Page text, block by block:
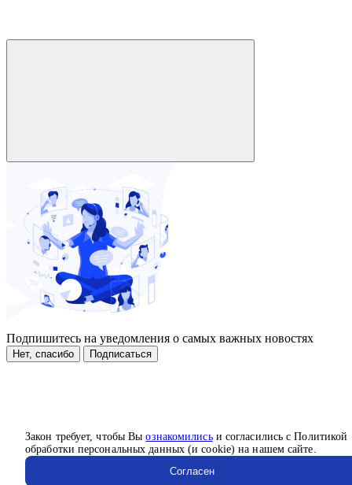
Закон требует, чтобы Выознакомилисьи согласились с Политикой
обработки персональных данных (и cookie) на нашем сайте.
Согласен
Подпишитесь на уведомления о самых важных новостях
Нет, спасибо Подписаться